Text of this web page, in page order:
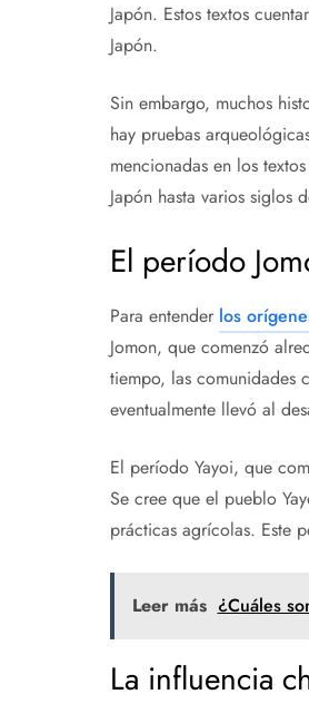
Japón. Estos textos
Japón.
Sin embargo, muchos
hay pruebas
mencionadas en los
Japón hasta varios siglos
El período
Para entender los
Jomon, que comenzó
tiempo, las comunidades
eventualmente llevó al
El período Yayoi, que
Se cree que el pueblo
prácticas agrícolas. Este
Leer más ¿Cuáles
La influencia